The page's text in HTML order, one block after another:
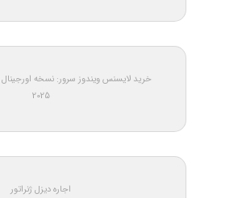
2025
اجاره دیزل ژنراتور